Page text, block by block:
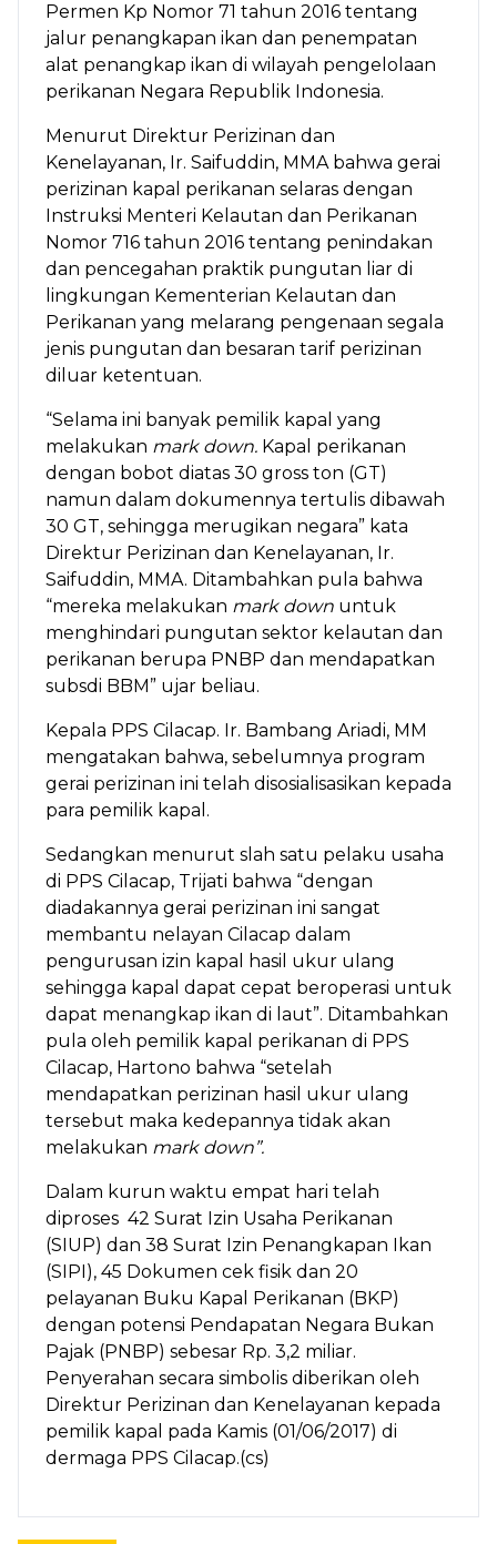
Permen Kp Nomor 71 tahun 2016 tentang
jalur penangkapan ikan dan penempatan
alat penangkap ikan di wilayah pengelolaan
perikanan Negara Republik Indonesia.
Menurut Direktur Perizinan dan
Kenelayanan, Ir. Saifuddin, MMA bahwa gerai
perizinan kapal perikanan selaras dengan
Instruksi Menteri Kelautan dan Perikanan
Nomor 716 tahun 2016 tentang penindakan
dan pencegahan praktik pungutan liar di
lingkungan Kementerian Kelautan dan
Perikanan yang melarang pengenaan segala
jenis pungutan dan besaran tarif perizinan
diluar ketentuan.
“Selama ini banyak pemilik kapal yang
melakukan mark down. Kapal perikanan
dengan bobot diatas 30 gross ton (GT)
namun dalam dokumennya tertulis dibawah
30 GT, sehingga merugikan negara” kata
Direktur Perizinan dan Kenelayanan, Ir.
Saifuddin, MMA. Ditambahkan pula bahwa
“mereka melakukan mark down untuk
menghindari pungutan sektor kelautan dan
perikanan berupa PNBP dan mendapatkan
subsdi BBM” ujar beliau.
Kepala PPS Cilacap. Ir. Bambang Ariadi, MM
mengatakan bahwa, sebelumnya program
gerai perizinan ini telah disosialisasikan kepada
para pemilik kapal.
Sedangkan menurut slah satu pelaku usaha
di PPS Cilacap, Trijati bahwa “dengan
diadakannya gerai perizinan ini sangat
membantu nelayan Cilacap dalam
pengurusan izin kapal hasil ukur ulang
sehingga kapal dapat cepat beroperasi untuk
dapat menangkap ikan di laut”. Ditambahkan
pula oleh pemilik kapal perikanan di PPS
Cilacap, Hartono bahwa “setelah
mendapatkan perizinan hasil ukur ulang
tersebut maka kedepannya tidak akan
melakukan mark down”.
Dalam kurun waktu empat hari telah
diproses 42 Surat Izin Usaha Perikanan
(SIUP) dan 38 Surat Izin Penangkapan Ikan
(SIPI), 45 Dokumen cek fisik dan 20
pelayanan Buku Kapal Perikanan (BKP)
dengan potensi Pendapatan Negara Bukan
Pajak (PNBP) sebesar Rp. 3,2 miliar.
Penyerahan secara simbolis diberikan oleh
Direktur Perizinan dan Kenelayanan kepada
pemilik kapal pada Kamis (01/06/2017) di
dermaga PPS Cilacap.(cs)